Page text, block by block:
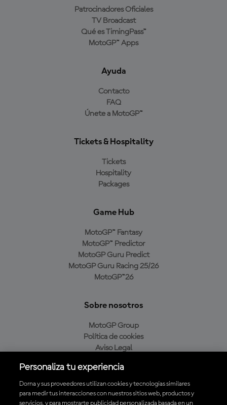
Patrocinadores Oficiales
TV Broadcast
Qué es TimingPass™
MotoGP™ Apps
Ayuda
Contacto
FAQ
Únete a MotoGP™
Tickets & Hospitality
Tickets
Hospitality
Packages
Game Hub
MotoGP™ Fantasy
MotoGP™ Predictor
MotoGP Guru Predict
MotoGP Guru Racing 25/26
MotoGP™26
Sobre nosotros
MotoGP Group
Política de cookies
Aviso Legal
Política de compra
Personaliza tu experiencia
Dorna y sus proveedores utilizan cookies y tecnologías similares
para medir tus interacciones con nuestros sitios web, productos y
servicios, y para mostrarte publicidad personalizada basada en un